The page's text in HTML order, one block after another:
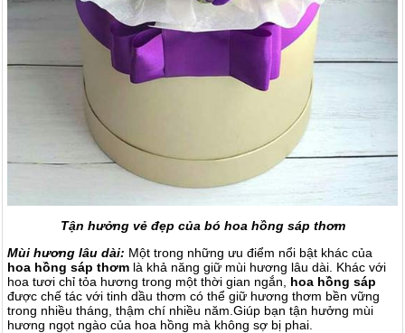
Tận hưởng vẻ đẹp của bó hoa hồng sáp thơm
Mùi hương lâu dài: Một trong những ưu điểm nổi bật khác của
hoa hồng sáp thơm là khả năng giữ mùi hương lâu dài. Khác với
hoa tươi chỉ tỏa hương trong một thời gian ngắn, hoa hồng sáp
được chế tác với tinh dầu thơm có thể giữ hương thơm bền vững
trong nhiều tháng, thậm chí nhiều năm.Giúp bạn tận hưởng mùi
hương ngọt ngào của hoa hồng mà không sợ bị phai.